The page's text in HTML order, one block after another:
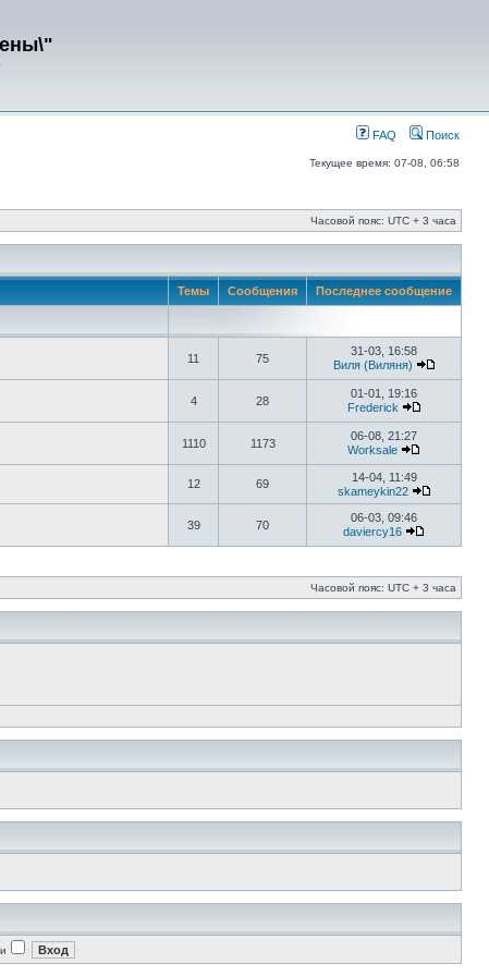
FAQ Поиск
Текущее время: 07-08, 06:58
Часовой пояс: UTC + 3 часа
Темы Сообщения Последнее сообщение
11 75
31-03, 16:58
Виля (Виляня)
4 28
01-01, 19:16
Frederick
1110 1173
06-08, 21:27
Worksale
12 69
14-04, 11:49
skameykin22
39 70
06-03, 09:46
daviercy16
Часовой пояс: UTC + 3 часа